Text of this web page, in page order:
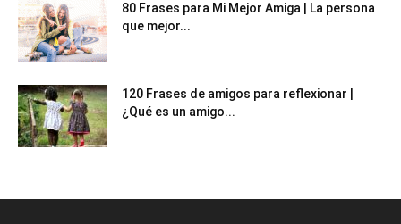
80 Frases para Mi Mejor Amiga | La persona
que mejor...
120 Frases de amigos para reflexionar |
¿Qué es un amigo...